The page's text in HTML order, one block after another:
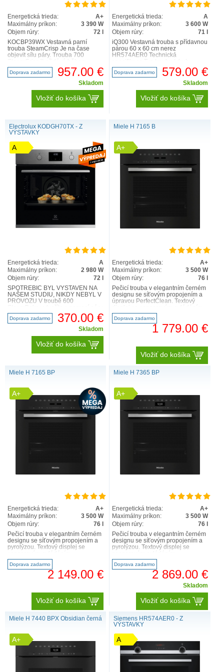
Energetická trieda:
A+
Maximálny príkon:
3 390 W
Objem rúry:
72 l
KOCBP39WX Vestavná parní
trouba SteamCrisp Je na čase
objevit sílu páry. Trouba 700
přípravy vlhkost a peče při nižších ..
Doprava zadarmo 957.00 €
Skladom
Vložiť do košíka
Energetická trieda:
A
Maximálny príkon:
3 600 W
Objem rúry:
71 l
iQ300 Vestavná trouba s přídavnou
párou 60 x 60 cm nerez
HR574AER0 Technická
ohřevu Pečicí trouba, 60 cm a 8 ..
Doprava zadarmo 579.00 €
Skladom
Vložiť do košíka
Electrolux KODGH70TX - Z
VÝSTAVKY
A
Energetická trieda:
A
Maximálny príkon:
2 980 W
Objem rúry:
72 l
SPOTŘEBIČ BYL VYSTAVEN NA
NAŠEM STUDIU, NIKDY NEBYL V
PROVOZU V troubě 600
nadýchané muffiny a koláče.
Dozlat..
Doprava zadarmo 370.00 €
Skladom
Vložiť do košíka
Miele H 7165 B
A+
Energetická trieda:
A+
Maximálny príkon:
3 500 W
Objem rúry:
76 l
Pečicí trouba v elegantním černém
designu se síťovým propojením a
úpravou PerfectClean. Textový
DirectSensor S ..
Doprava zadarmo
1 779.00 €
Vložiť do košíka
Miele H 7165 BP
A+
Energetická trieda:
A+
Maximálny príkon:
3 500 W
Objem rúry:
76 l
Pečicí trouba v elegantním černém
designu se síťovým propojením a
pyrolýzou. Textový displej se
DirectSensor S Minimální ..
Doprava zadarmo
2 149.00 €
Vložiť do košíka
Miele H 7365 BP
A+
Energetická trieda:
A+
Maximálny príkon:
3 500 W
Objem rúry:
76 l
Pečicí trouba v elegantním černém
designu se síťovým propojením a
pyrolýzou. Textový displej se
DirectSensor S Minimální ..
Doprava zadarmo
2 869.00 €
Skladom
Vložiť do košíka
Miele H 7440 BPX Obsidian černá
A+
Siemens HR574AER0 - Z
VÝSTAVKY
A